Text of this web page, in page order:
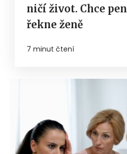
ničí život. Chce
řekne ženě
7 minut čtení